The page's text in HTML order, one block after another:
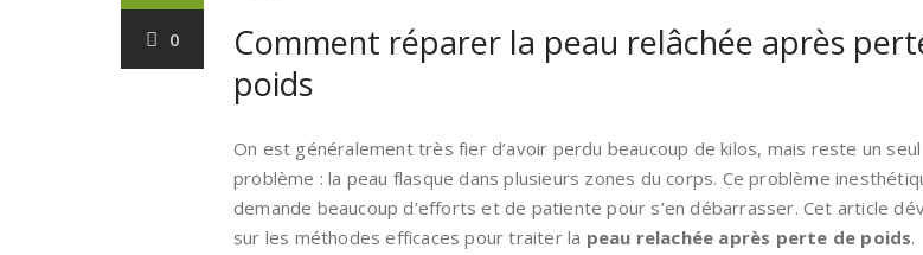
0
Comment réparer la peau relâchée après
poids
On est généralement très fier d’avoir perdu beaucoup de kilos, mais reste un seul
problème : la peau flasque dans plusieurs zones du corps. Ce problème
demande beaucoup d’efforts et de patiente pour s’en débarrasser. Cet article
sur les méthodes efficaces pour traiter la peau relachée après perte de poids.